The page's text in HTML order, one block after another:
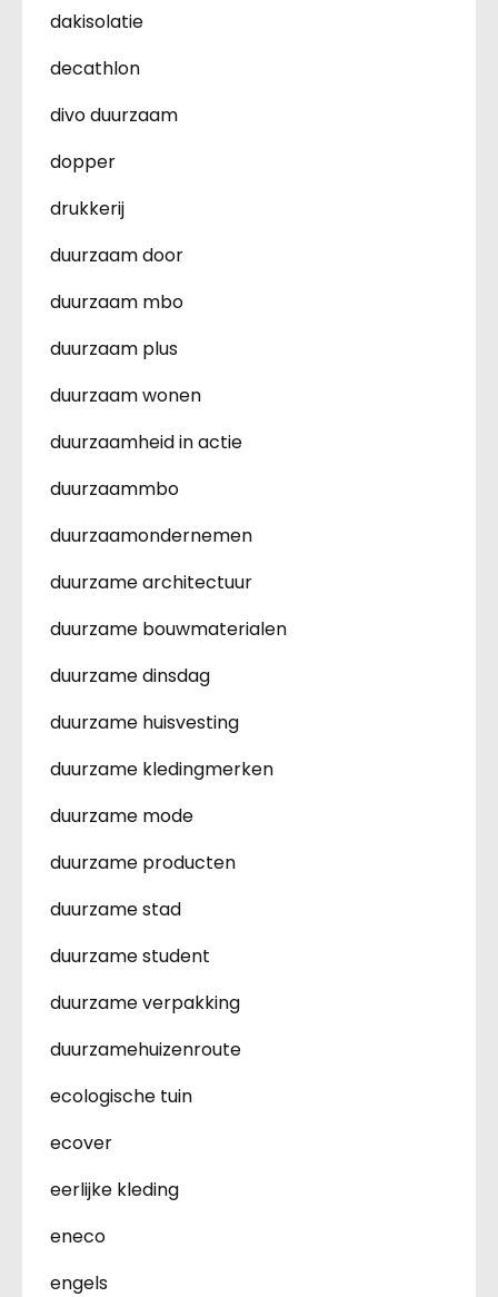
dakisolatie
decathlon
divo duurzaam
dopper
drukkerij
duurzaam door
duurzaam mbo
duurzaam plus
duurzaam wonen
duurzaamheid in actie
duurzaammbo
duurzaamondernemen
duurzame architectuur
duurzame bouwmaterialen
duurzame dinsdag
duurzame huisvesting
duurzame kledingmerken
duurzame mode
duurzame producten
duurzame stad
duurzame student
duurzame verpakking
duurzamehuizenroute
ecologische tuin
ecover
eerlijke kleding
eneco
engels